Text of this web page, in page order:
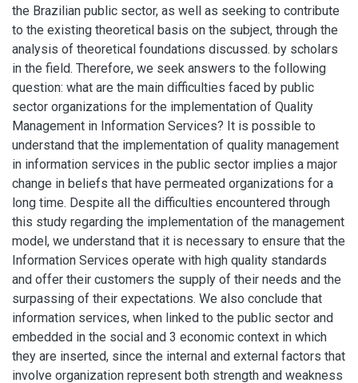
the Brazilian public sector, as well as seeking to contribute
to the existing theoretical basis on the subject, through the
analysis of theoretical foundations discussed. by scholars
in the field. Therefore, we seek answers to the following
question: what are the main difficulties faced by public
sector organizations for the implementation of Quality
Management in Information Services? It is possible to
understand that the implementation of quality management
in information services in the public sector implies a major
change in beliefs that have permeated organizations for a
long time. Despite all the difficulties encountered through
this study regarding the implementation of the management
model, we understand that it is necessary to ensure that the
Information Services operate with high quality standards
and offer their customers the supply of their needs and the
surpassing of their expectations. We also conclude that
information services, when linked to the public sector and
embedded in the social and 3 economic context in which
they are inserted, since the internal and external factors that
involve organization represent both strength and weakness